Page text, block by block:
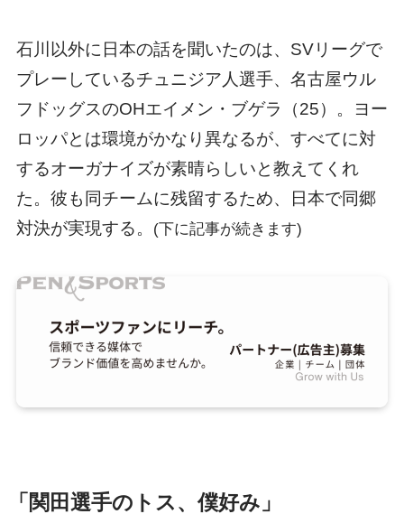
石川以外に日本の話を聞いたのは、SVリーグで
プレーしているチュニジア人選手、名古屋ウル
フドッグスのOHエイメン・ブゲラ（25）。ヨー
ロッパとは環境がかなり異なるが、すべてに対
するオーガナイズが素晴らしいと教えてくれ
た。彼も同チームに残留するため、日本で同郷
対決が実現する。
(下に記事が続きます)
「関田選手のトス、僕好み」